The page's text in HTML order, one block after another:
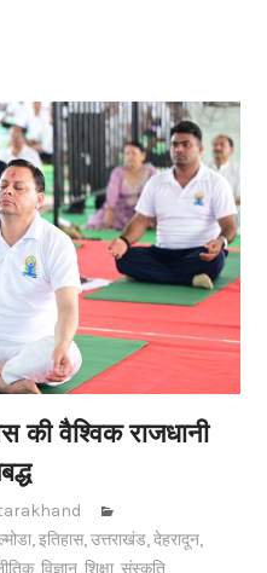
की वैश्विक राजधानी
,इतिहास,उत्तराखंड,देहरादून,